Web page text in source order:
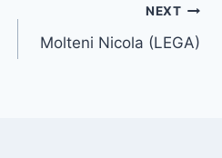
NEXT
Molteni Nicola (LEGA)